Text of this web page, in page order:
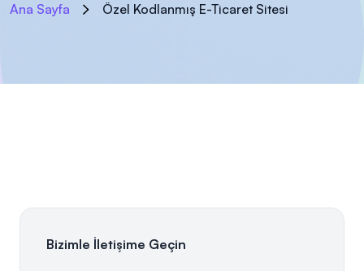
Ana Sayfa Özel Kodlanmış E-Ticaret Sitesi
Bizimle İletişime Geçin